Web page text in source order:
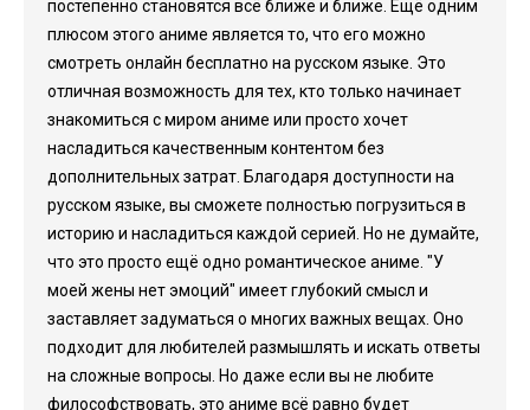
постепенно становятся всё ближе и ближе. Ещё одним
плюсом этого аниме является то, что его можно
смотреть онлайн бесплатно на русском языке. Это
отличная возможность для тех, кто только начинает
знакомиться с миром аниме или просто хочет
насладиться качественным контентом без
дополнительных затрат. Благодаря доступности на
русском языке, вы сможете полностью погрузиться в
историю и насладиться каждой серией. Но не думайте,
что это просто ещё одно романтическое аниме. "У
моей жены нет эмоций" имеет глубокий смысл и
заставляет задуматься о многих важных вещах. Оно
подходит для любителей размышлять и искать ответы
на сложные вопросы. Но даже если вы не любите
философствовать, это аниме всё равно будет